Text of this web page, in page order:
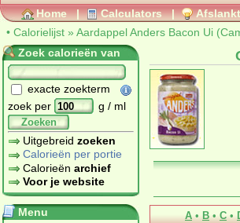
Home | Calculators |
• Calorielijst » Aardappel Anders Bacon Ui
Zoek calorieën van
exacte zoekterm
zoek per
g / ml
Zoeken
Uitgebreid zoeken
Calorieën per portie
Calorieën archief
Voor je website
Menu
A • B • C •